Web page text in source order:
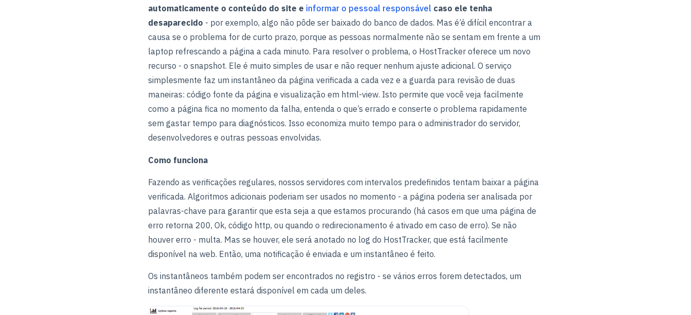
automaticamente o conteúdo do site e informar o pessoal responsável caso ele tenha
desaparecido - por exemplo, algo não pôde ser baixado do banco de dados. Mas é’é difícil encontrar a
causa se o problema for de curto prazo, porque as pessoas normalmente não se sentam em frente a um
laptop refrescando a página a cada minuto. Para resolver o problema, o HostTracker oferece um novo
recurso - o snapshot. Ele é muito simples de usar e não requer nenhum ajuste adicional. O serviço
simplesmente faz um instantâneo da página verificada a cada vez e a guarda para revisão de duas
maneiras: código fonte da página e visualização em html-view. Isto permite que você veja facilmente
como a página fica no momento da falha, entenda o que’s errado e conserte o problema rapidamente
sem gastar tempo para diagnósticos. Isso economiza muito tempo para o administrador do servidor,
desenvolvedores e outras pessoas envolvidas.
Como funciona
Fazendo as verificações regulares, nossos servidores com intervalos predefinidos tentam baixar a página
verificada. Algoritmos adicionais poderiam ser usados no momento - a página poderia ser analisada por
palavras-chave para garantir que esta seja a que estamos procurando (há casos em que uma página de
erro retorna 200, Ok, código http, ou quando o redirecionamento é ativado em caso de erro). Se não
houver erro - multa. Mas se houver, ele será anotado no log do HostTracker, que está facilmente
disponível na web. Então, uma notificação é enviada e um instantâneo é feito.
Os instantâneos também podem ser encontrados no registro - se vários erros forem detectados, um
instantâneo diferente estará disponível em cada um deles.